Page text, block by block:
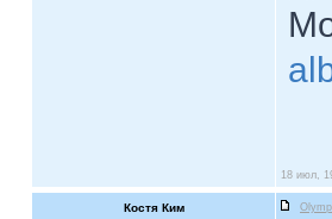
18 июл,
Костя Ким